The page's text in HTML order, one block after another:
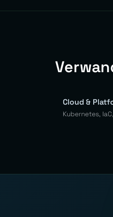
Cloud &
Kubernetes,